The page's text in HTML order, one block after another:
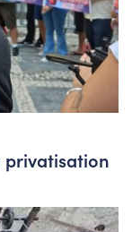
privatisation